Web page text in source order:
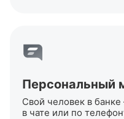
Персональный
Свой человек в
в чате или по